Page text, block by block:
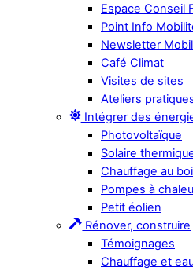
Espace Conseil
Point Info
Newsletter
Café Climat
Visites de sites
Ateliers
Intégrer des
Photovoltaïque
Solaire
Chauffage au
Pompes à
Petit éolien
Rénover, construire
Témoignages
Chauffage et